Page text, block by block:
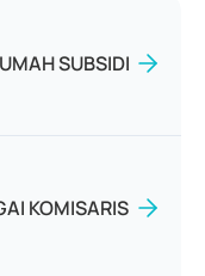
SUBSIDI
KOMISARIS